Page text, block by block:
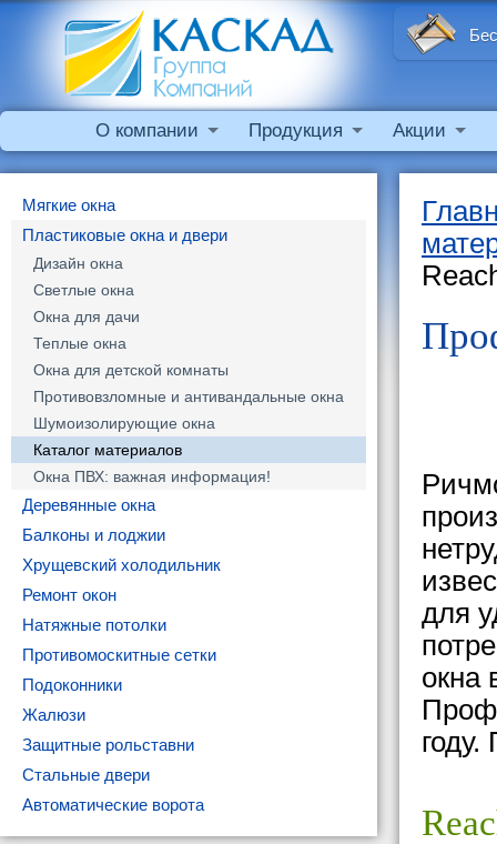
О компании Продукция Акции
Мягкие окна
Пластиковые окна и двери
Дизайн окна
Светлые окна
Окна для дачи
Теплые окна
Окна для детской комнаты
Противовзломные и антивандальные окна
Шумоизолирующие окна
Каталог материалов
Окна ПВХ: важная информация!
Деревянные окна
Балконы и лоджии
Хрущевский холодильник
Ремонт окон
Натяжные потолки
Противомоскитные сетки
Подоконники
Жалюзи
Защитные рольставни
Стальные двери
Автоматические ворота
для
окна